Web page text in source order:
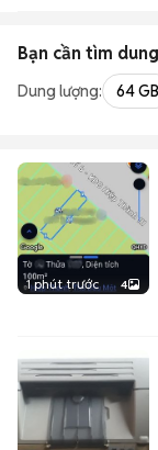
Bạn cần tìm
Dung lượng: 64 GB
1 phút trước 4